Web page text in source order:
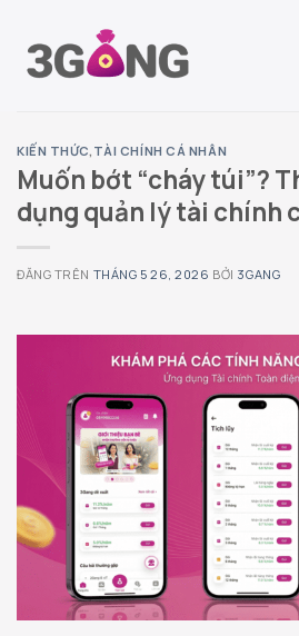
đến
KIẾN THỨC, TÀI CHÍNH CÁ NHÂN
Muốn bớt “cháy túi”?
dụng quản lý tài chính
ĐĂNG TRÊN THÁNG 5 26, 2026 BỞI 3GANG